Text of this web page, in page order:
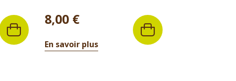
Prix
8,00 €
En savoir plus